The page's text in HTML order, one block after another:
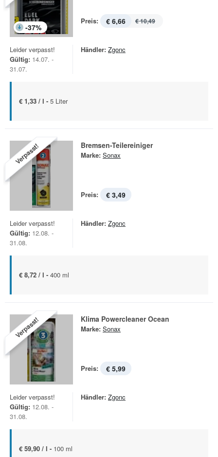
-37%
Preis: € 6,66 € 10,49
Leider verpasst!
Gültig: 14.07. -
31.07.
Händler: Zgonc
€ 1,33 / l - 5 Liter
Verpasst! Bremsen-Teilereiniger
Marke: Sonax
Preis: € 3,49
Leider verpasst!
Gültig: 12.08. -
31.08.
Händler: Zgonc
€ 8,72 / l - 400 ml
Verpasst! Klima Powercleaner Ocean
Marke: Sonax
Preis: € 5,99
Leider verpasst!
Gültig: 12.08. -
31.08.
Händler: Zgonc
€ 59,90 / l - 100 ml